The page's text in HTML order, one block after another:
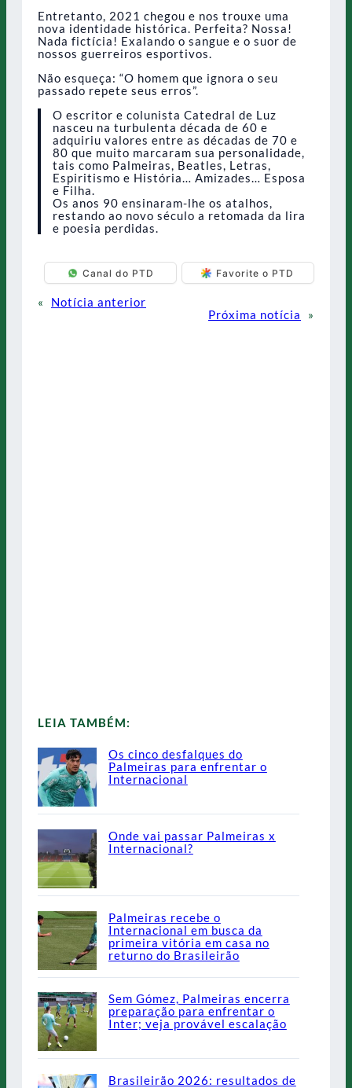
Entretanto, 2021 chegou e nos trouxe uma
nova identidade histórica. Perfeita? Nossa!
Nada fictícia! Exalando o sangue e o suor de
nossos guerreiros esportivos.
Não esqueça: “O homem que ignora o seu
passado repete seus erros”.
O escritor e colunista Catedral de Luz
nasceu na turbulenta década de 60 e
adquiriu valores entre as décadas de 70 e
80 que muito marcaram sua personalidade,
tais como Palmeiras, Beatles, Letras,
Espiritismo e História… Amizades… Esposa
e Filha.
Os anos 90 ensinaram-lhe os atalhos,
restando ao novo século a retomada da lira
e poesia perdidas.
Canal do PTD Favorite o PTD
«
Notícia anterior
Próxima notícia
»
LEIA TAMBÉM:
Os cinco desfalques do
Palmeiras para enfrentar o
Internacional
Onde vai passar Palmeiras x
Internacional?
Palmeiras recebe o
Internacional em busca da
primeira vitória em casa no
returno do Brasileirão
Sem Gómez, Palmeiras encerra
preparação para enfrentar o
Inter; veja provável escalação
Brasileirão 2026: resultados de